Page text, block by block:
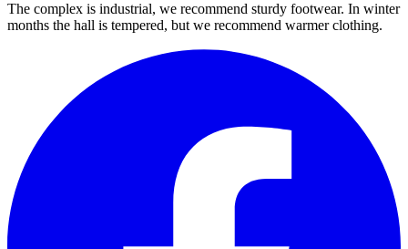
The complex is industrial, we recommend sturdy footwear. In winter
months the hall is tempered, but we recommend warmer clothing.